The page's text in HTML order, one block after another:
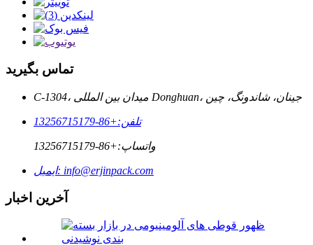
تماس بگیرید
C-1304، میدان بین المللی Donghuan، جینان، شاندونگ، چین
تلفن:+86-13256715179
واتساپ:+86-13256715179
ایمیل: info@erjinpack.com
آخرین اخبار